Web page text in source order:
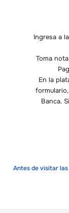
​Ingresa a
​Toma
En la
Banca.
Antes de visitar